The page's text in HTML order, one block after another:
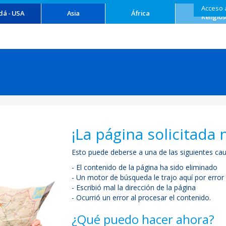
Acceso
- USA Asia África
¡La página solicitada
Esto puede deberse a una de las siguientes
- El contenido de la página ha sido eliminado
- Un motor de búsqueda le trajo aquí por error
- Escribió mal la dirección de la página
- Ocurrió un error al procesar el contenido.
¿Qué puedo hacer ahora?